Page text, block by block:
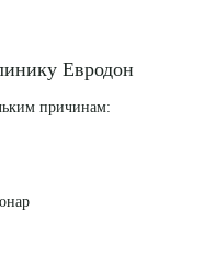
Евродон
причинам: